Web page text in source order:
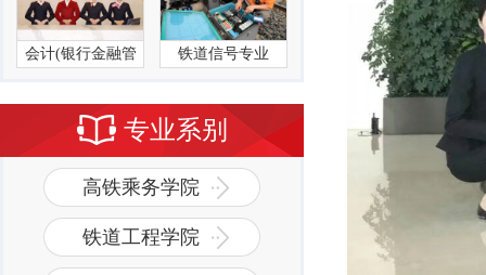
会计(银行金融管
铁道信号专业
专业系别
高铁乘务学院
铁道工程学院